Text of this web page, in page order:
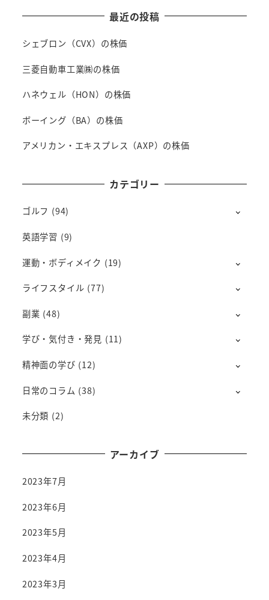
最近の投稿
シェブロン（CVX）の株価
三菱自動車工業㈱の株価
ハネウェル（HON）の株価
ボーイング（BA）の株価
アメリカン・エキスプレス（AXP）の株価
カテゴリー
ゴルフ (94)
英語学習 (9)
運動・ボディメイク (19)
ライフスタイル (77)
副業 (48)
学び・気付き・発見 (11)
精神面の学び (12)
日常のコラム (38)
未分類 (2)
アーカイブ
2023年7月
2023年6月
2023年5月
2023年4月
2023年3月